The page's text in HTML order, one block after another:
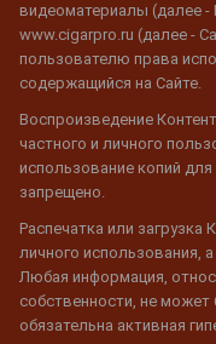
видеоматериалы (далее -
www.cigarpro.ru (далее -
пользователю права
содержащийся на Сайте.
Воспроизведение
частного и личного
использование копий
запрещено.
Распечатка или загрузка
личного использования,
Любая информация,
собственности, не может
обязательна активная